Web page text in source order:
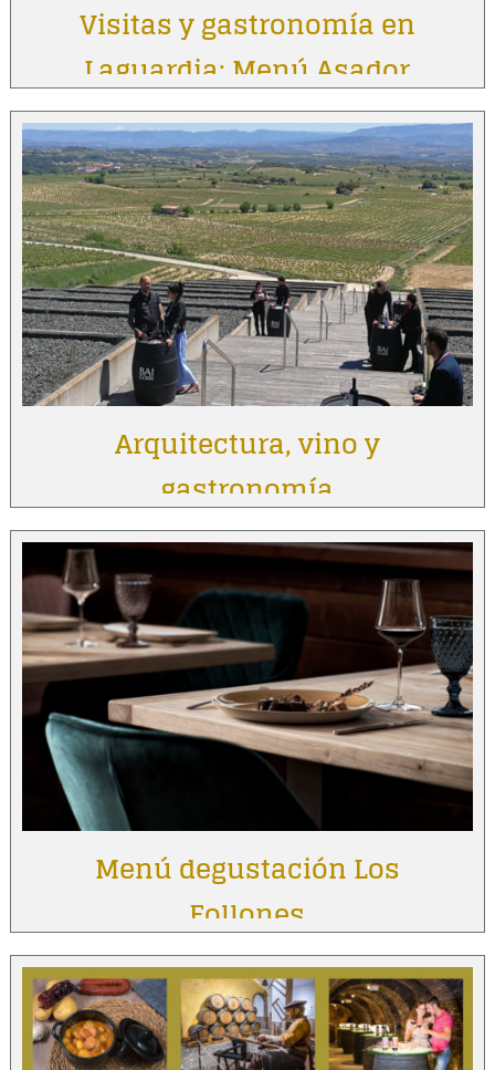
Visitas y gastronomía en
Laguardia: Menú Asador
Vintage
Arquitectura, vino y
gastronomía
Menú degustación Los
Follones